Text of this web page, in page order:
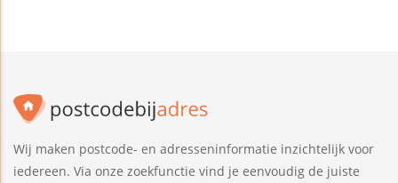
Wij maken postcode- en adresseninformatie inzichtelijk voor
iedereen. Via onze zoekfunctie vind je eenvoudig de juiste